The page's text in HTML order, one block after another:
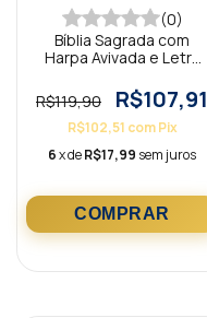
(0)
Bíblia Sagrada com
Harpa Avivada e Letra
Minimalista Vermelho
R$119,90 R$107,91
R$102,51 com Pix
6x deR$17,99 sem juros